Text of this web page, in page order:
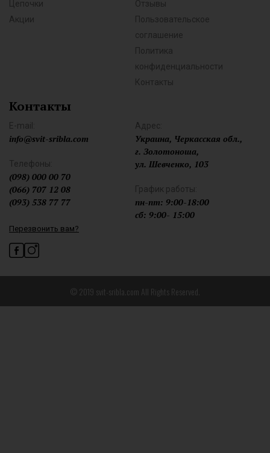
Цепочки
Акции
Отзывы
Пользовательское
соглашение
Политика
конфиденциальности
Контакты
Контакты
E-mail:
info@svit-sribla.com
Телефоны:
(098) 000 00 70
(066) 707 12 08
(093) 538 77 77
Перезвонить вам?
Адрес:
Украина, Черкасская обл.,
г. Золотоноша,
ул. Шевченко, 103
График работы:
пн-пт: 9:00-18:00
сб: 9:00- 15:00
© 2019 svit-sribla.com All Rights Reserved.